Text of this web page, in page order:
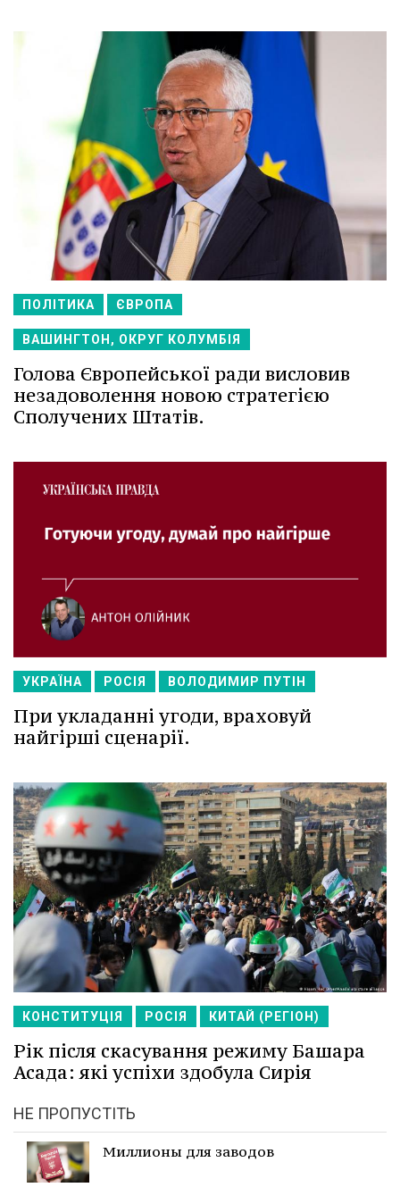
ПОЛІТИКА ЄВРОПА
ВАШИНГТОН, ОКРУГ КОЛУМБІЯ
Голова Європейської ради висловив
незадоволення новою стратегією
Сполучених Штатів.
УКРАЇНА РОСІЯ ВОЛОДИМИР ПУТІН
При укладанні угоди, враховуй
найгірші сценарії.
КОНСТИТУЦІЯ РОСІЯ КИТАЙ (РЕГІОН)
Рік після скасування режиму Башара
Асада: які успіхи здобула Сирія
НЕ ПРОПУСТІТЬ
Миллионы для заводов